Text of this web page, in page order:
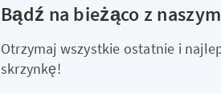
Bądź na bieżąco z
Otrzymaj wszystkie ostatnie i
skrzynkę!